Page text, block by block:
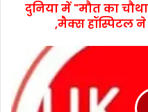
दुनिया में "मौत का
,मैक्स हॉस्पिटल